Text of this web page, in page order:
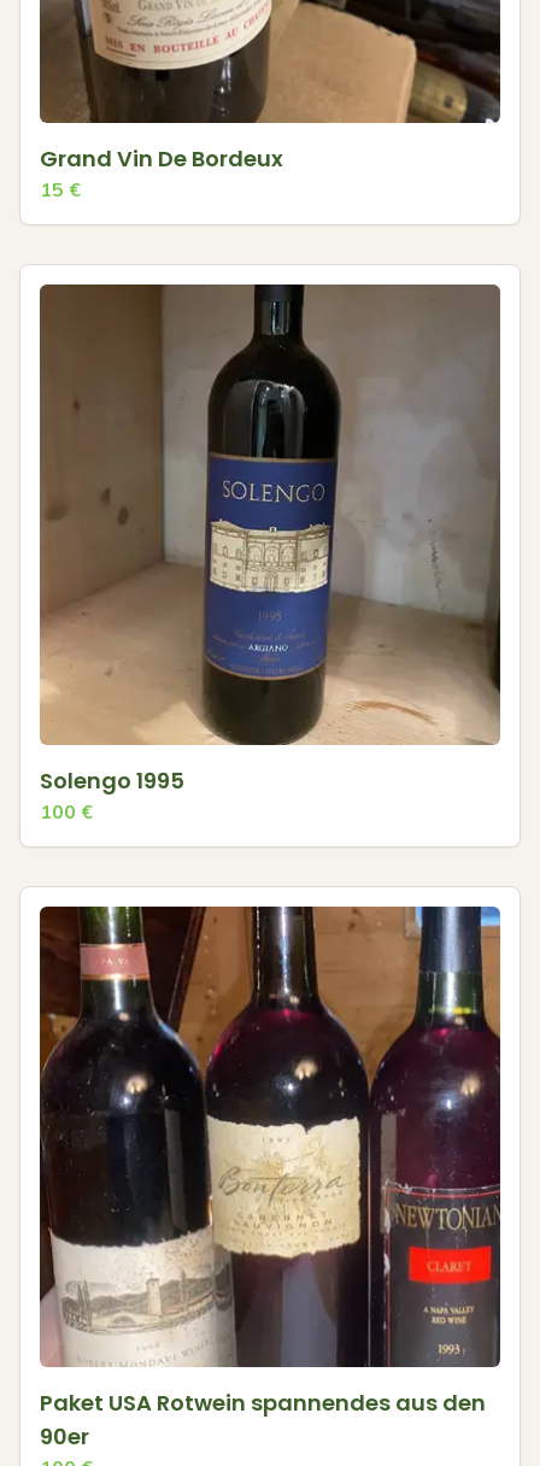
Grand Vin De Bordeux
15 €
Solengo 1995
100 €
Paket USA Rotwein spannendes aus den
90er